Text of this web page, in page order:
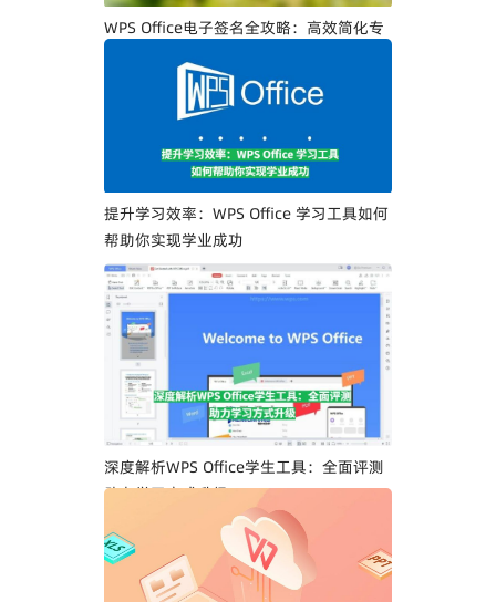
WPS Office电子签名全攻略：高效简化专
提升学习效率：WPS Office 学习工具如何
帮助你实现学业成功
深度解析WPS Office学生工具：全面评测
助力学习方式升级